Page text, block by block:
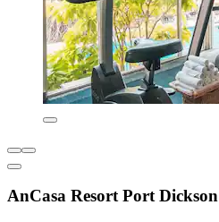
AnCasa Resort Port Dickson